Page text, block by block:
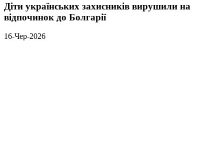
Діти українських захисників вирушили на
відпочинок до Болгарії
16-Чер-2026